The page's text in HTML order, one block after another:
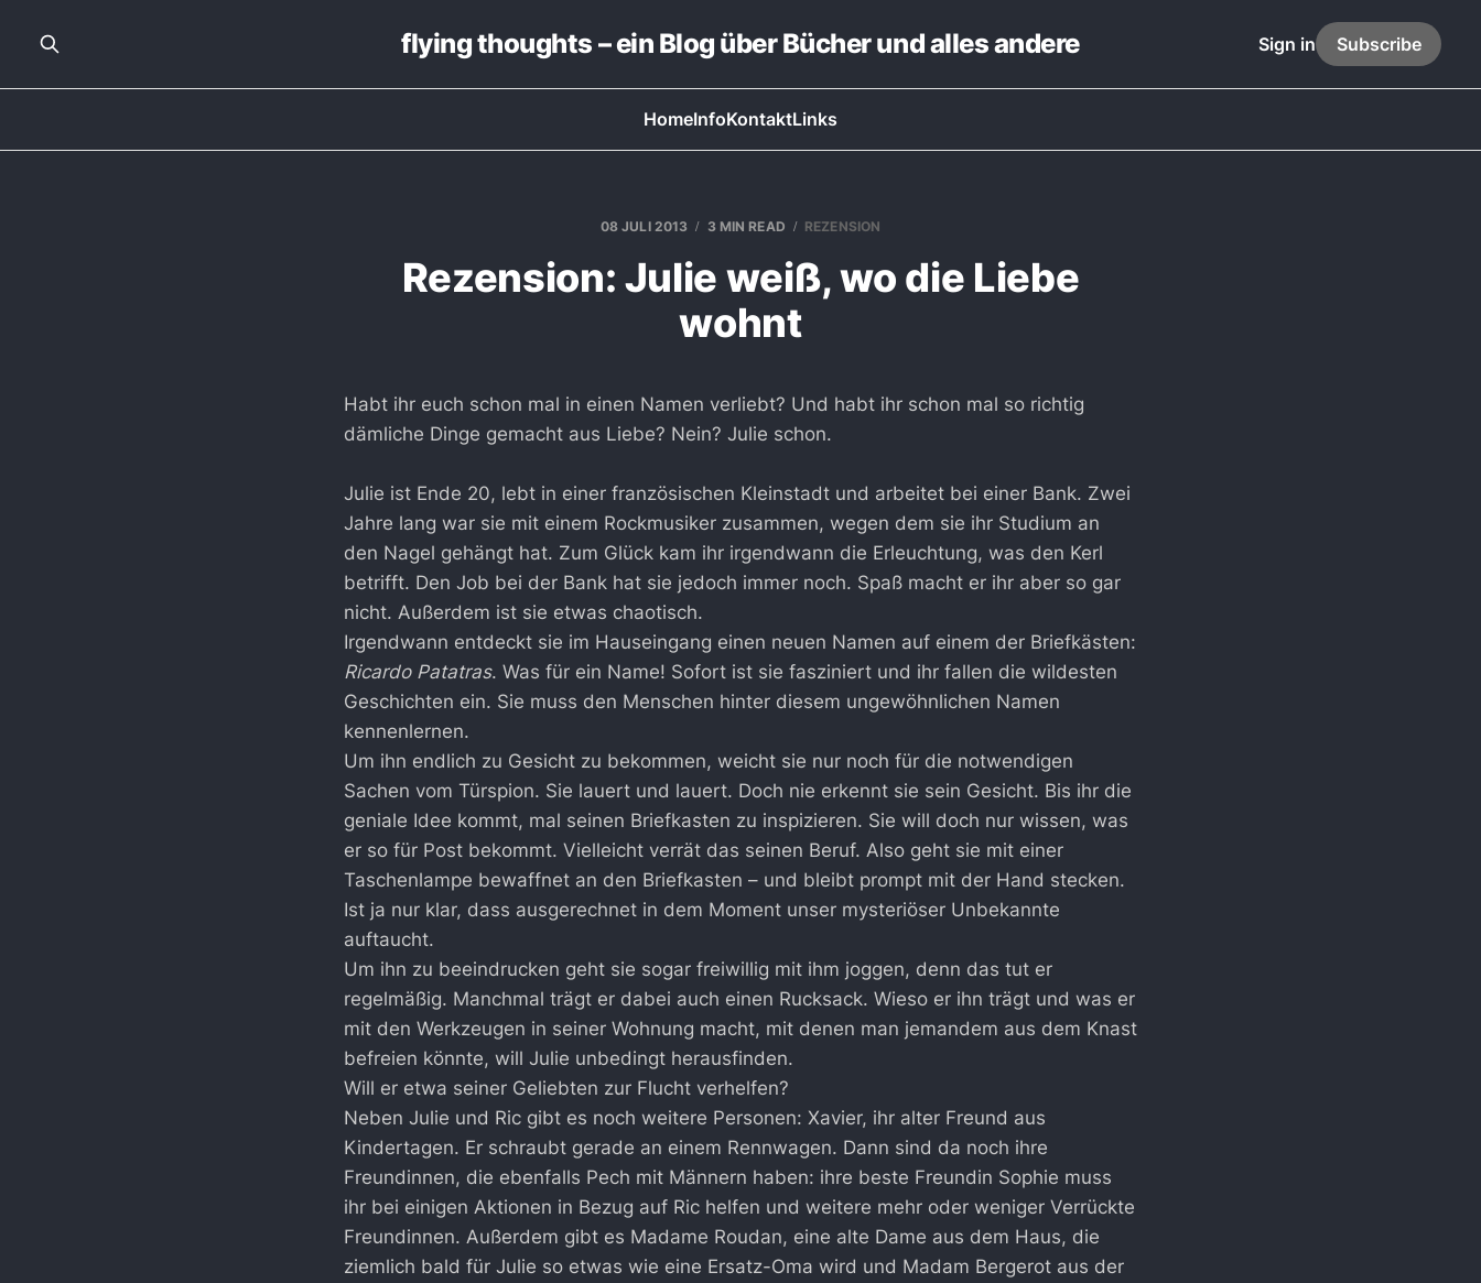
flying thoughts – ein Blog über Bücher und alles andere
HomeInfoKontaktLinks
Sign in Subscribe
08 JULI 2013 3 MIN READ REZENSION
Rezension: Julie weiß, wo die Liebe
wohnt
Habt ihr euch schon mal in einen Namen verliebt? Und habt ihr schon mal so richtig
dämliche Dinge gemacht aus Liebe? Nein? Julie schon.
Julie ist Ende 20, lebt in einer französischen Kleinstadt und arbeitet bei einer Bank. Zwei
Jahre lang war sie mit einem Rockmusiker zusammen, wegen dem sie ihr Studium an
den Nagel gehängt hat. Zum Glück kam ihr irgendwann die Erleuchtung, was den Kerl
betrifft. Den Job bei der Bank hat sie jedoch immer noch. Spaß macht er ihr aber so gar
nicht. Außerdem ist sie etwas chaotisch.
Irgendwann entdeckt sie im Hauseingang einen neuen Namen auf einem der Briefkästen:
Ricardo Patatras. Was für ein Name! Sofort ist sie fasziniert und ihr fallen die wildesten
Geschichten ein. Sie muss den Menschen hinter diesem ungewöhnlichen Namen
kennenlernen.
Um ihn endlich zu Gesicht zu bekommen, weicht sie nur noch für die notwendigen
Sachen vom Türspion. Sie lauert und lauert. Doch nie erkennt sie sein Gesicht. Bis ihr die
geniale Idee kommt, mal seinen Briefkasten zu inspizieren. Sie will doch nur wissen, was
er so für Post bekommt. Vielleicht verrät das seinen Beruf. Also geht sie mit einer
Taschenlampe bewaffnet an den Briefkasten – und bleibt prompt mit der Hand stecken.
Ist ja nur klar, dass ausgerechnet in dem Moment unser mysteriöser Unbekannte
auftaucht.
Um ihn zu beeindrucken geht sie sogar freiwillig mit ihm joggen, denn das tut er
regelmäßig. Manchmal trägt er dabei auch einen Rucksack. Wieso er ihn trägt und was er
mit den Werkzeugen in seiner Wohnung macht, mit denen man jemandem aus dem Knast
befreien könnte, will Julie unbedingt herausfinden.
Will er etwa seiner Geliebten zur Flucht verhelfen?
Neben Julie und Ric gibt es noch weitere Personen: Xavier, ihr alter Freund aus
Kindertagen. Er schraubt gerade an einem Rennwagen. Dann sind da noch ihre
Freundinnen, die ebenfalls Pech mit Männern haben: ihre beste Freundin Sophie muss
ihr bei einigen Aktionen in Bezug auf Ric helfen und weitere mehr oder weniger Verrückte
Freundinnen. Außerdem gibt es Madame Roudan, eine alte Dame aus dem Haus, die
ziemlich bald für Julie so etwas wie eine Ersatz-Oma wird und Madam Bergerot aus der